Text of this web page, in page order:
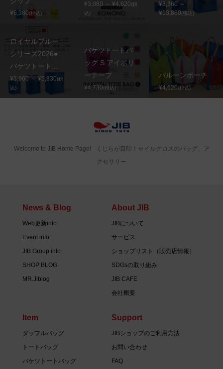
¥6,380(税込)
¥3,080 ～ ¥4,620(税
込)
¥8,360 ～
¥13,860(税込)
ロイヤルブルー
シリーズ2026●
バケツトート...
¥3,960 ～ ¥5,830(税
込)
バケツトートバ
ッグ S アイボリ
ーテープ
¥4,730(税込)
バルーンポーチ
¥4,620(税込)
Welcome to JIB Home Page! ‐ くじらが目印！セイルクロスのバッグ、ア
クセサリー
News & Blog
Web更新info
Event info
JIB Group info
SHOP BLOG
MR.Jiblog
About JIB
JIBについて
サービス
ショップリスト（販売店情報）
SDGsの取り組み
JIB CAFE
会社概要
Item
ダッフルバッグ
トートバッグ
バケツトートバッグ
Support
JIBショップのご利用方法
お問い合わせ
FAQ